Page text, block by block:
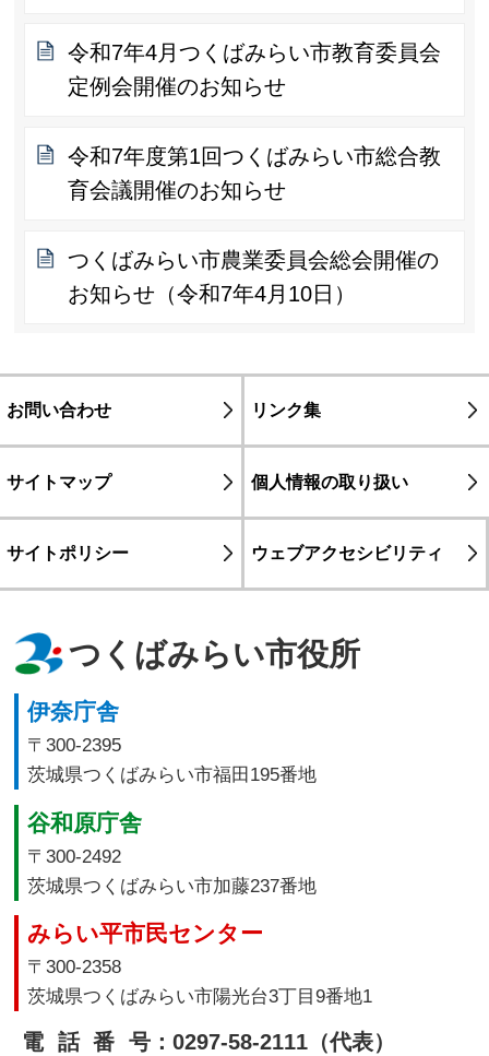
令和7年4月つくばみらい市教育委員会
定例会開催のお知らせ
令和7年度第1回つくばみらい市総合教
育会議開催のお知らせ
つくばみらい市農業委員会総会開催の
お知らせ（令和7年4月10日）
お問い合わせ リンク集
サイトマップ 個人情報の取り扱い
サイトポリシー ウェブアクセシビリティ
つくばみらい市役所
伊奈庁舎
〒300-2395
茨城県つくばみらい市福田195番地
谷和原庁舎
〒300-2492
茨城県つくばみらい市加藤237番地
みらい平市民センター
〒300-2358
茨城県つくばみらい市陽光台3丁目9番地1
電話番号：0297-58-2111（代表）